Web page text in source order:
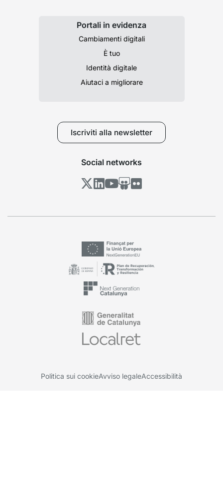
Portali in evidenza
Cambiamenti digitali
È tuo
Identità digitale
Aiutaci a migliorare
Iscriviti alla newsletter
Social networks
Politica sui cookieAvviso legaleAccessibilità